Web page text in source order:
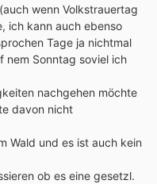
(auch wenn Volkstrauertag
ich kann auch ebenso
Tage ja nichtmal
nem Sonntag soviel ich
nachgehen möchte
davon nicht
Wald und es ist auch kein
ob es eine gesetzl.